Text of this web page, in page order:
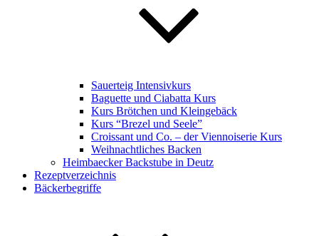
Sauerteig Intensivkurs
Baguette und Ciabatta Kurs
Kurs Brötchen und Kleingebäck
Kurs “Brezel und Seele”
Croissant und Co. – der Viennoiserie Kurs
Weihnachtliches Backen
Heimbaecker Backstube in Deutz
Rezeptverzeichnis
Bäckerbegriffe